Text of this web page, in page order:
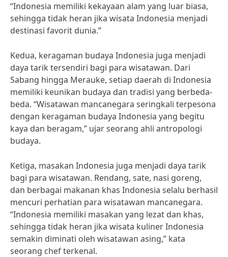
“Indonesia memiliki kekayaan alam yang luar biasa,
sehingga tidak heran jika wisata Indonesia menjadi
destinasi favorit dunia.”
Kedua, keragaman budaya Indonesia juga menjadi
daya tarik tersendiri bagi para wisatawan. Dari
Sabang hingga Merauke, setiap daerah di Indonesia
memiliki keunikan budaya dan tradisi yang berbeda-
beda. “Wisatawan mancanegara seringkali terpesona
dengan keragaman budaya Indonesia yang begitu
kaya dan beragam,” ujar seorang ahli antropologi
budaya.
Ketiga, masakan Indonesia juga menjadi daya tarik
bagi para wisatawan. Rendang, sate, nasi goreng,
dan berbagai makanan khas Indonesia selalu berhasil
mencuri perhatian para wisatawan mancanegara.
“Indonesia memiliki masakan yang lezat dan khas,
sehingga tidak heran jika wisata kuliner Indonesia
semakin diminati oleh wisatawan asing,” kata
seorang chef terkenal.